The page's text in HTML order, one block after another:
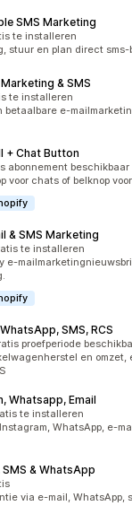
SMS Marketing
totaal
te installeren
stuur en plan direct
& SMS
totaal
te installeren
betaalbare e-
+ Chat Button
abonnement beschikbaar
voor chats of belknop
& SMS Marketing
in totaalte installeren
e-
SMS, RCS
in totaalproefperiode
en omzet,
Whatsapp, Email
totaal
te installeren
WhatsApp, e-
SMS & WhatsApp
totaal
via e-mail, WhatsApp,